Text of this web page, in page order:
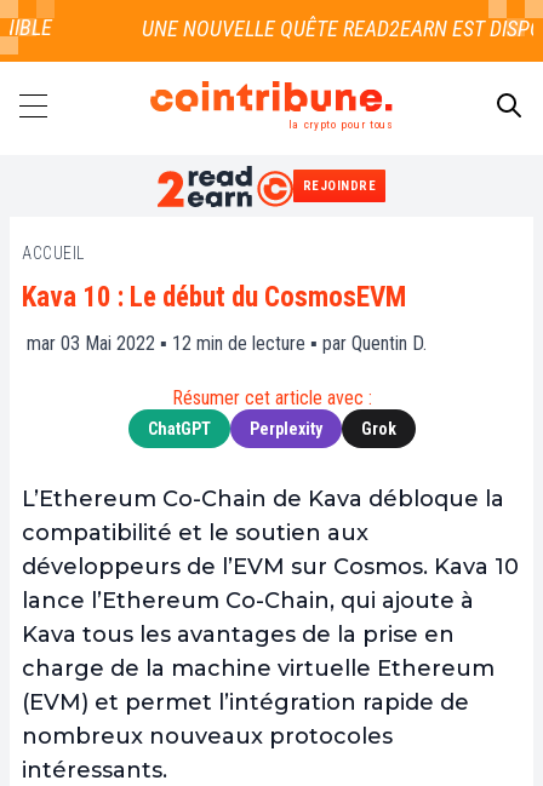
la crypto pour tous
REJOINDRE
ACCUEIL
Kava 10 : Le début du CosmosEVM
mar 03 Mai 2022 ▪ 12 min de lecture ▪ par Quentin D.
Résumer cet article avec :
ChatGPT Perplexity Grok
L’Ethereum Co-Chain de Kava débloque la
compatibilité et le soutien aux
développeurs de l’EVM sur Cosmos. Kava 10
lance l’Ethereum Co-Chain, qui ajoute à
Kava tous les avantages de la prise en
charge de la machine virtuelle Ethereum
(EVM) et permet l’intégration rapide de
nombreux nouveaux protocoles
intéressants.